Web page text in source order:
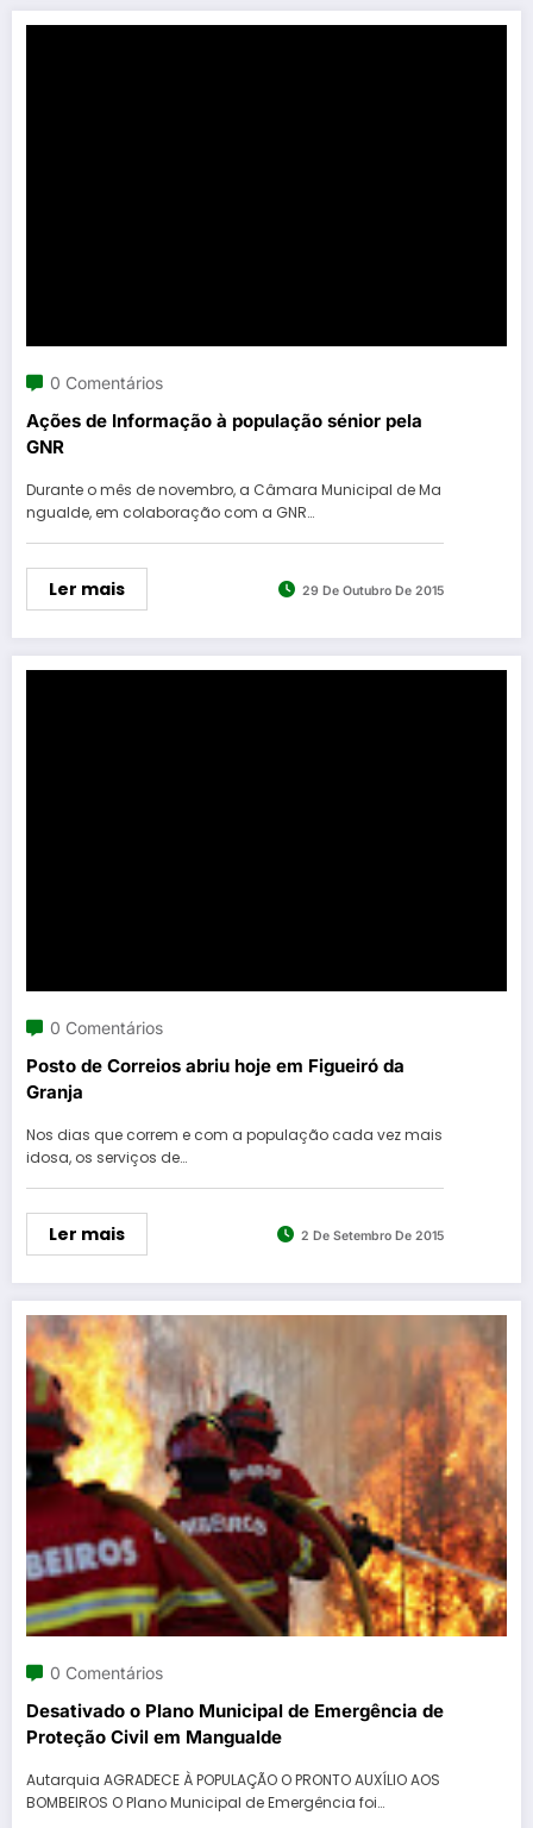
0 Comentários
Ações de Informação à população sénior pela
GNR
Durante o mês de novembro, a Câmara Municipal de Ma
ngualde, em colaboração com a GNR…
Ler mais 29 De Outubro De 2015
0 Comentários
Posto de Correios abriu hoje em Figueiró da
Granja
Nos dias que correm e com a população cada vez mais
idosa, os serviços de…
Ler mais 2 De Setembro De 2015
0 Comentários
Desativado o Plano Municipal de Emergência de
Proteção Civil em Mangualde
Autarquia AGRADECE À POPULAÇÃO O PRONTO AUXÍLIO AOS
BOMBEIROS O Plano Municipal de Emergência foi…